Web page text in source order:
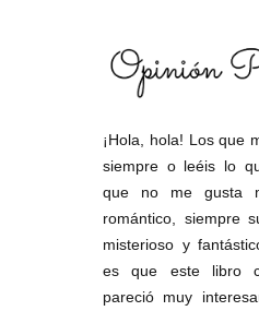
¡Hola, hola! Los que
siempre o leéis lo
que no me gusta
romántico, siempre
misterioso y
es que este libro
pareció muy